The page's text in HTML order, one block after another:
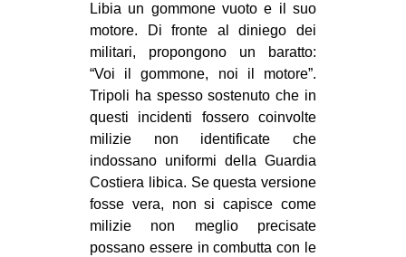
Libia un gommone vuoto e il suo
motore. Di fronte al diniego dei
militari, propongono un baratto:
“Voi il gommone, noi il motore”.
Tripoli ha spesso sostenuto che in
questi incidenti fossero coinvolte
milizie non identificate che
indossano uniformi della Guardia
Costiera libica. Se questa versione
fosse vera, non si capisce come
milizie non meglio precisate
possano essere in combutta con le